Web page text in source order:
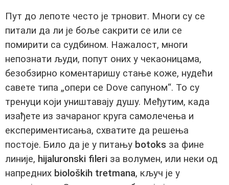
Пут до лепоте често је трновит. Многи су се
питали да ли је боље сакрити се или се
помирити са судбином. Нажалост, многи
непознати људи, попут оних у чекаоницама,
безобзирно коментаришу стање коже, нудећи
савете типа „опери се Dove сапуном“. То су
тренуци који уништавају душу. Међутим, када
изађете из зачараног круга самолечења и
експериментисања, схватите да решења
постоје. Било да је у питању botoks за фине
линије, hijaluronski fileri за волумен, или неки од
напредних bioloških tretmana, кључ је у